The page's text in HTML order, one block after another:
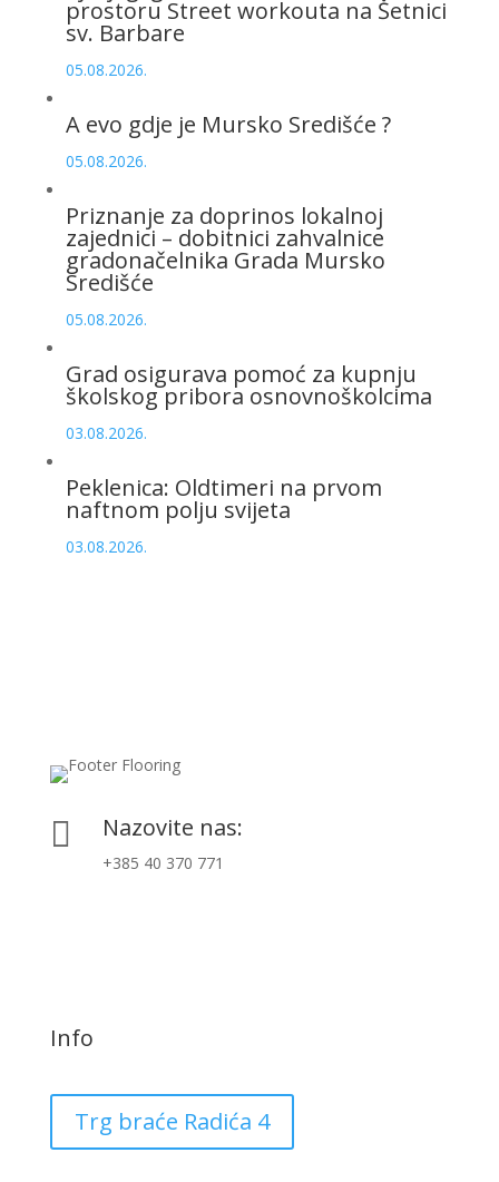
prostoru Street workouta na Šetnici
sv. Barbare
05.08.2026.
A evo gdje je Mursko Središće ?
05.08.2026.
Priznanje za doprinos lokalnoj
zajednici – dobitnici zahvalnice
gradonačelnika Grada Mursko
Središće
05.08.2026.
Grad osigurava pomoć za kupnju
školskog pribora osnovnoškolcima
03.08.2026.
Peklenica: Oldtimeri na prvom
naftnom polju svijeta
03.08.2026.
 Nazovite nas:
+385 40 370 771
Info
Trg braće Radića 4